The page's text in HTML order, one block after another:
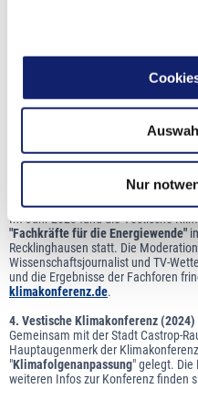
Nur
Programm und einem Kurzvideo
www.vestische-klimakonferenz.de.
2. Vestische Klimakonferenz (2022)
der Stadt Datteln zusammen. Am
weitere Informationen zu den
3. Vestische Klimakonferenz (2023)
Im Jahr 2023 fand die Vestische
"Fachkräfte für die Energiewende"
Recklinghausen statt. Die
Wissenschaftsjournalist und TV-
und die Ergebnisse der Fachforen
klimakonferenz.de.
4. Vestische Klimakonferenz (2024)
Gemeinsam mit der Stadt Castrop-
Hauptaugenmerk der
"Klimafolgenanpassung" gelegt. Die
weiteren Infos zur Konferenz finden